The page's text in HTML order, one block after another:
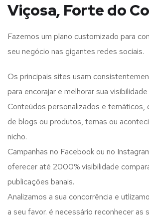
Viçosa, Forte do
Fazemos um plano customizado para
seu negócio nas gigantes redes sociais.
Os principais sites usam
para encorajar e melhorar sua
Conteúdos personalizados e temáticos,
de blogs ou produtos, temas ou
nicho.
Campanhas no Facebook ou no
oferecer até 2000% visibilidade
publicações banais.
Analizamos a sua concorrência e
a seu favor. é necessário reconhecer as